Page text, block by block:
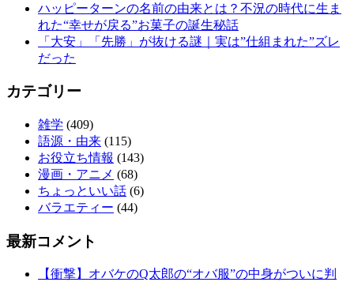
ハッピーターンの名前の由来とは？不況の時代に生ま
れた“幸せが戻る”お菓子の誕生秘話
「大安」「先勝」が抜ける謎｜実は”仕組まれた”ズレ
だった
カテゴリー
雑学 (409)
語源・由来 (115)
お役立ち情報 (143)
漫画・アニメ (68)
ちょっといい話 (6)
バラエティー (44)
最新コメント
【衝撃】オバケのQ太郎の“オバ服”の中身がついに判